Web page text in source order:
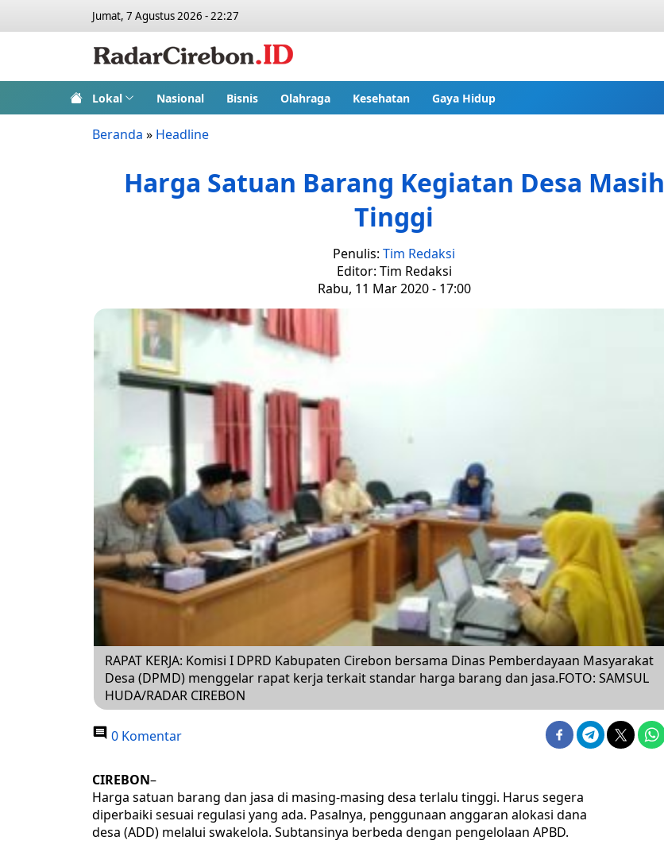
Jumat, 7 Agustus 2026 - 22:27
Lokal Nasional Bisnis Olahraga Kesehatan Gaya Hidup
Beranda » Headline
Harga Satuan Barang Kegiatan Desa Masih
Tinggi
Penulis: Tim Redaksi
Editor: Tim Redaksi
Rabu, 11 Mar 2020 - 17:00
RAPAT KERJA: Komisi I DPRD Kabupaten Cirebon bersama Dinas Pemberdayaan Masyarakat
Desa (DPMD) menggelar rapat kerja terkait standar harga barang dan jasa.FOTO: SAMSUL
HUDA/RADAR CIREBON
0 Komentar
CIREBON–
Harga satuan barang dan jasa di masing-masing desa terlalu tinggi. Harus segera
diperbaiki sesuai regulasi yang ada. Pasalnya, penggunaan anggaran alokasi dana
desa (ADD) melalui swakelola. Subtansinya berbeda dengan pengelolaan APBD.